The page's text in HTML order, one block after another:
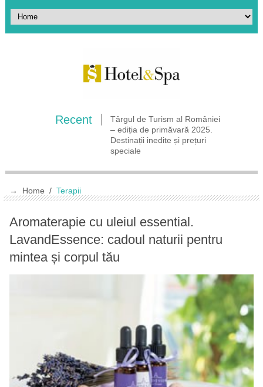
Recent
DE PRESĂ
Târgul de Turism al României
– ediția de primăvară 2025.
Destinații inedite și prețuri
speciale
→ Home / Terapii
Aromaterapie cu uleiul essential.
LavandEssence: cadoul naturii pentru
mintea și corpul tău